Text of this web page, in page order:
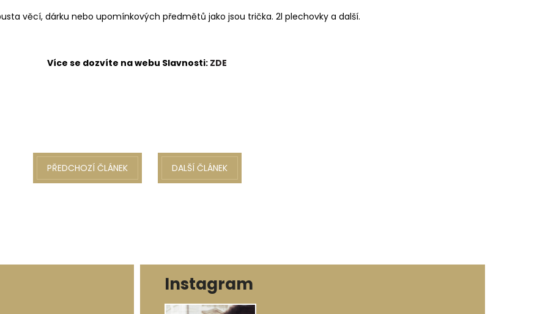
věcí, dárku nebo upomínkových předmětů jako jsou trička. 2l plechovky a další.
Více se dozvíte na webu Slavnosti: ZDE
PŘEDCHOZÍ ČLÁNEK DALŠÍ ČLÁNEK
Instagram